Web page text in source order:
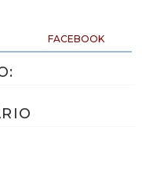
FACEBOOK